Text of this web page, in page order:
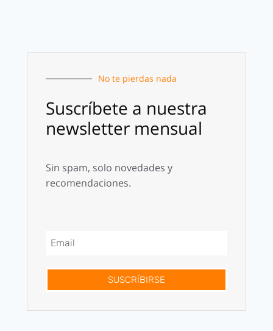
No te pierdas nada
Suscríbete a nuestra
newsletter mensual
Sin spam, solo novedades y
recomendaciones.
SUSCRÍBIRSE